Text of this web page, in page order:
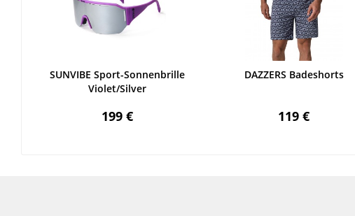
SUNVIBE Sport-Sonnenbrille
Violet/Silver
199 €
DAZZERS Badeshorts
119 €